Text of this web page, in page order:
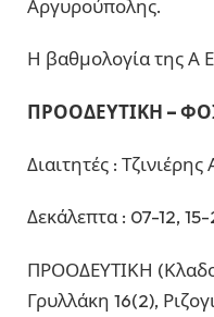
Αργυρούπολης.
Η βαθμολογία της Α
ΠΡΟΟΔΕΥΤΙΚΗ –
Διαιτητές : Τζινιέρης
Δεκάλεπτα : 07-12,
ΠΡΟΟΔΕΥΤΙΚΗ
Γρυλλάκη 16(2),